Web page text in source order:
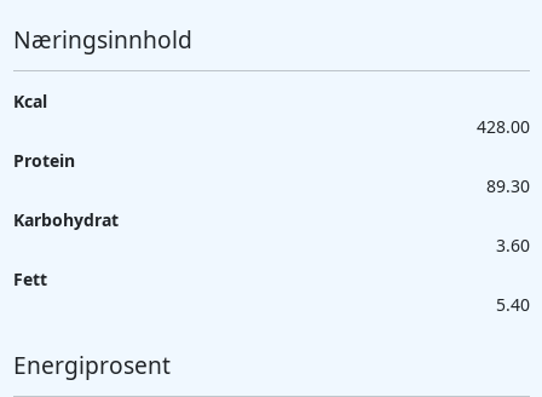
Næringsinnhold
Kcal
428.00
Protein
89.30
Karbohydrat
3.60
Fett
5.40
Energiprosent